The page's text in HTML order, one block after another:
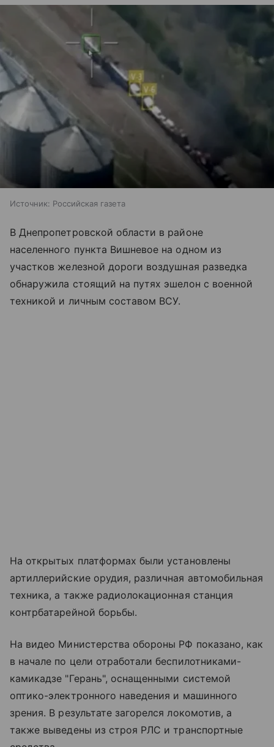
Источник: Российская газета
В Днепропетровской области в районе
населенного пункта Вишневое на одном из
участков железной дороги воздушная разведка
обнаружила стоящий на путях эшелон с военной
техникой и личным составом ВСУ.
На открытых платформах были установлены
артиллерийские орудия, различная автомобильная
техника, а также радиолокационная станция
контрбатарейной борьбы.
На видео Министерства обороны РФ показано, как
в начале по цели отработали беспилотниками-
камикадзе "Герань", оснащенными системой
оптико-электронного наведения и машинного
зрения. В результате загорелся локомотив, а
также выведены из строя РЛС и транспортные